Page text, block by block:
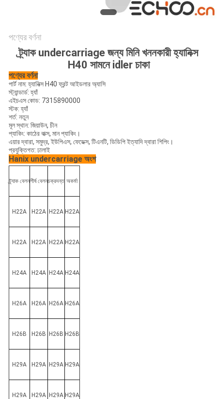
পণ্যের বর্ণনা
ট্র্যাক undercarriage জন্য মিনি খননকারী হ্যানিক্স
H40 সামনে idler চাকা
পণ্যের বর্ণনা
পার্ট নাম: হ্যানিক্স H40 ফ্রন্ট আইডলার অ্যাসি
স্ট্যান্ডার্ড: হ্যাঁ
এইচএস কোড: 7315890000
স্টক: হ্যাঁ
শর্ত: নতুন
মূল স্থান: জিয়াউন, চীন
প্যাকিং: কাঠের বাক্স, মান প্যাকিং।
এয়ার দ্বারা, সমুদ্র, ইউপিএস, ফেডেক্স, টিএনটি, ডিডিপি ইত্যাদি দ্বারা শিপিং।
প্রযুক্তিগত: ঢালাই
Hanix undercarriage অংশ
ট্র্যাক বেলনশীর্ষ বেলনচক্রদন্ত অকর্মা
H22A H22A H22A H22A
H22A H22A H22A H22A
H24A H24A H24A H24A
H26A H26A H26A H26A
H26B H26B H26B H26B
H29A H29A H29A H29A
H29A H29A H29A H29A